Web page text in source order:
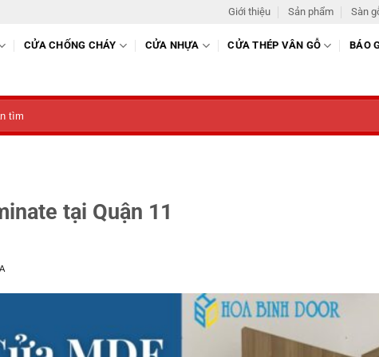
Giới thiệu Sản phẩm Sàn
CỬA CHỐNG CHÁY CỬA NHỰA CỬA THÉP VÂN GỖ BÁO
tại Quận 11